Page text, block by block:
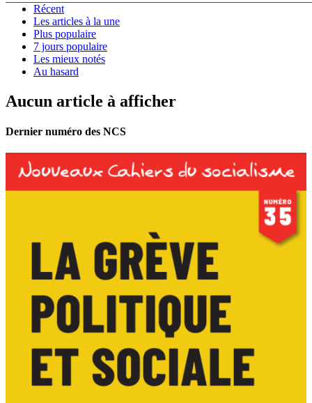
Récent
Les articles à la une
Plus populaire
7 jours populaire
Les mieux notés
Au hasard
Aucun article à afficher
Dernier numéro des NCS